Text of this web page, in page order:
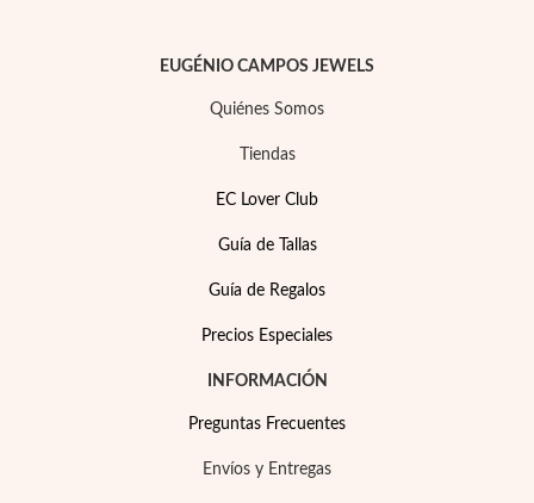
EUGÉNIO CAMPOS JEWELS
Quiénes Somos
Tiendas
EC Lover Club
Guía de Tallas
Guía de Regalos
Precios Especiales
INFORMACIÓN
Preguntas Frecuentes
Envíos y Entregas